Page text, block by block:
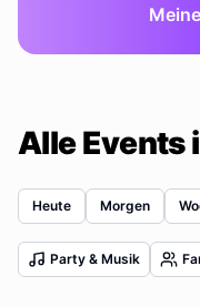
Alle Events
Heute Morgen
Party & Musik